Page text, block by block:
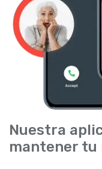
Nuestra
mantener tu